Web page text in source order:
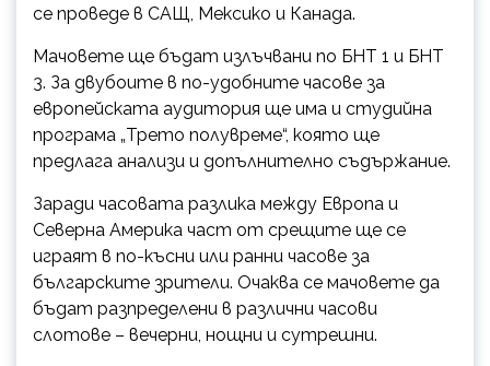
се проведе в САЩ, Мексико и Канада.
Мачовете ще бъдат излъчвани по БНТ 1 и БНТ
3. За двубоите в по-удобните часове за
европейската аудитория ще има и студийна
програма „Трето полувреме“, която ще
предлага анализи и допълнително съдържание.
Заради часовата разлика между Европа и
Северна Америка част от срещите ще се
играят в по-късни или ранни часове за
българските зрители. Очаква се мачовете да
бъдат разпределени в различни часови
слотове – вечерни, нощни и сутрешни.